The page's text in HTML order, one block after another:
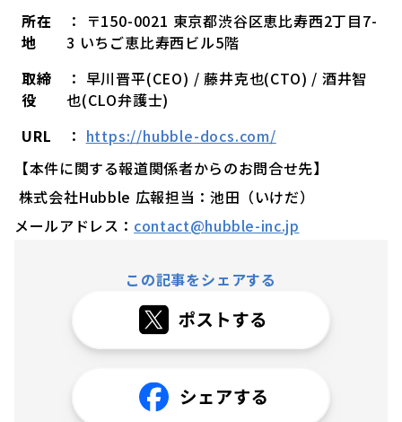
所在
地
： 〒150-0021 東京都渋谷区恵比寿西2丁目7-
3 いちご恵比寿西ビル5階
取締
役
： 早川晋平(CEO) / 藤井克也(CTO) / 酒井智
也(CLO弁護士)
URL
： https://hubble-docs.com/
【本件に関する報道関係者からのお問合せ先】
株式会社Hubble 広報担当：池田（いけだ）
メールアドレス： contact@hubble-inc.jp
この記事をシェアする